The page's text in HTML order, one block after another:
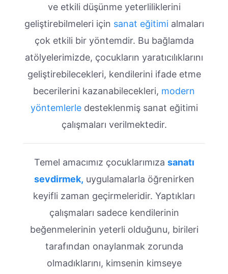
ve etkili düşünme yeterliliklerini
geliştirebilmeleri için sanat eğitimialmaları
çok etkili bir yöntemdir. Bu bağlamda
atölyelerimizde, çocukların yaratıcılıklarını
geliştirebilecekleri, kendilerini ifade etme
becerilerini kazanabilecekleri, modern
yöntemlerledesteklenmiş sanat eğitimi
çalışmaları verilmektedir.
Temel amacımız çocuklarımıza sanatı
sevdirmek, uygulamalarla öğrenirken
keyifli zaman geçirmeleridir. Yaptıkları
çalışmaları sadece kendilerinin
beğenmelerinin yeterli olduğunu, birileri
tarafından onaylanmak zorunda
olmadıklarını, kimsenin kimseye